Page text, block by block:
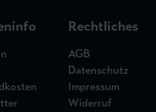
Rechtliches
AGB
Datenschutz
Impressum
Widerruf